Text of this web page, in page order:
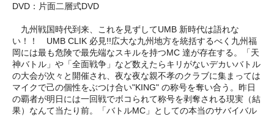
DVD：片面二層式DVD
九州戦国時代到来、これを見ずしてUMB 新時代は語れな
い！！ UMB CLIK 必見!!広大な九州地方を統括するべく九州福
岡には最も危険で最先端なスキルを持つMC 達が存在する。「天
神バトル」や「全面戦争」など数えたらキリがないデカいバトル
の大会が次々と開催され、夜な夜な親不孝のクラブに集まっては
マイクで己の個性をぶつけ合い"KING" の称号を奪い合う。昨日
の覇者が明日には一回戦でボコられて称号を剥奪される現実（結
果）なんて当たり前。「バトルMC」としての本当のサバイバル